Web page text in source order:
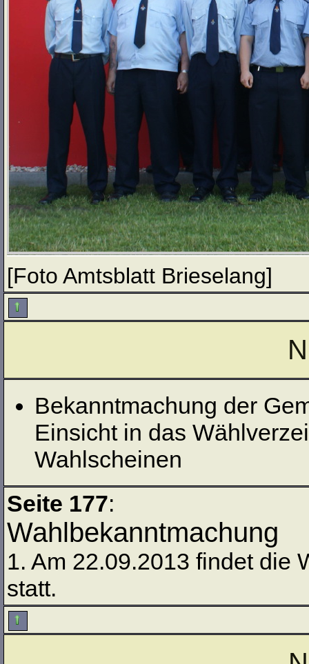
[Foto Amtsblatt Brieselang]
Bekanntmachung der
Einsicht in das
Wahlscheinen
Seite 177:
Wahlbekanntmachung
1. Am 22.09.2013 findet die
statt.